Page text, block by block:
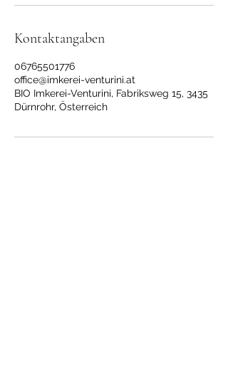
Kontaktangaben
06765501776
office@imkerei-venturini.at
BIO Imkerei-Venturini, Fabriksweg 15, 3435
Dürnrohr, Österreich